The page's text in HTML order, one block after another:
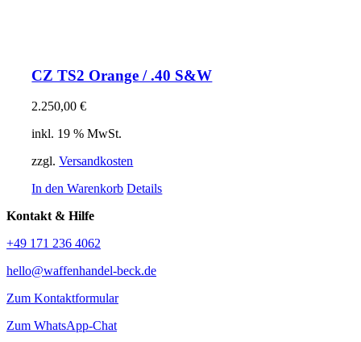
CZ TS2 Orange / .40 S&W
2.250,00€
inkl. 19 % MwSt.
zzgl.Versandkosten
In den Warenkorb Details
Kontakt & Hilfe
+49 171 236 4062
hello@waffenhandel-beck.de
Zum Kontaktformular
Zum WhatsApp-Chat